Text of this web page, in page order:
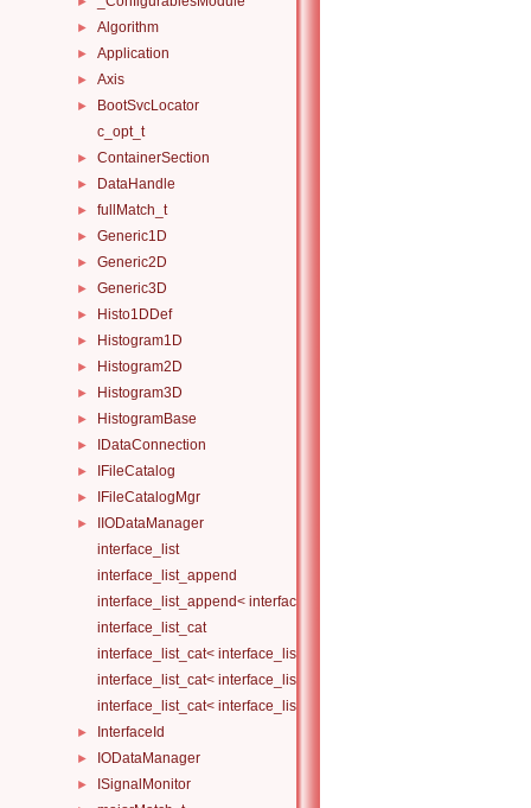
► Algorithm
► Application
► Axis
►
BootSvcLocator
c_opt_t
► ContainerSection
► DataHandle
► fullMatch_t
► Generic1D
► Generic2D
► Generic3D
► Histo1DDef
► Histogram1D
► Histogram2D
► Histogram3D
► HistogramBase
► IDataConnection
► IFileCatalog
► IFileCatalogMgr
►
IIODataManager
interface_list
interface_list_append
interface_list_append< interface_list< Is... >, I >
interface_list_cat
interface_list_cat< interface_list< I... > >
interface_list_cat< interface_list< I1... >, interface_list< I2... > >
interface_list_cat< interface_list< I1... >, interface_list< I2... >,
► InterfaceId
► IODataManager
► ISignalMonitor